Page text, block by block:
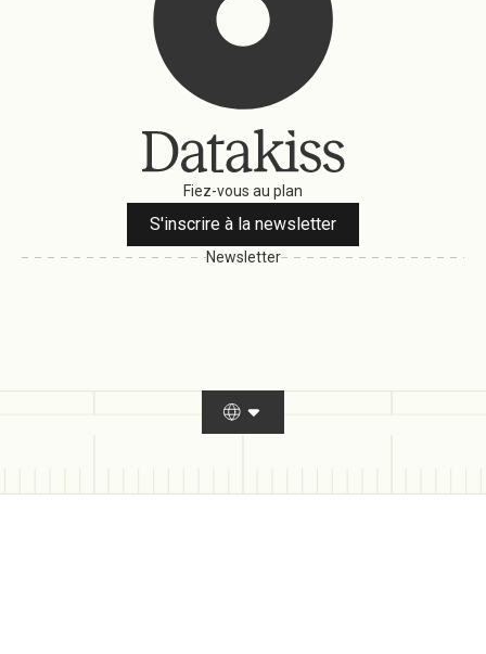
Fiez-vous au plan
S'inscrire à la newsletter
Newsletter